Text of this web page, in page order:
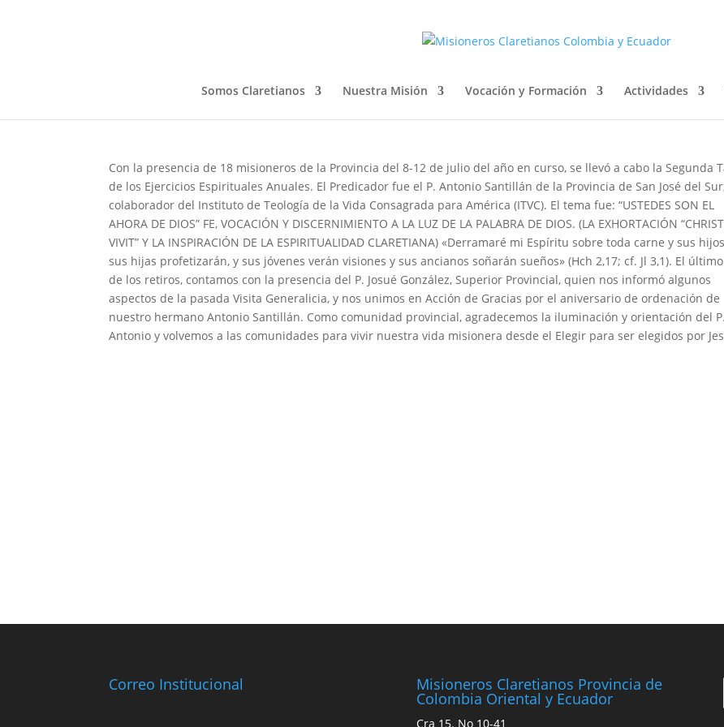
Somos Claretianos Nuestra Misión Vocación y Formación Actividades
Segunda Tanda Ejercicios Espirituales Provinciales
Con la presencia de 18 misioneros de la Provincia del 8-12 de julio del año en curso, se llevó a cabo la Segunda
de los Ejercicios Espirituales Anuales. El Predicador fue el P. Antonio Santillán de la Provincia de San José del
colaborador del Instituto de Teología de la Vida Consagrada para América (ITVC). El tema fue: “USTEDES SON EL
AHORA DE DIOS” FE, VOCACIÓN Y DISCERNIMIENTO A LA LUZ DE LA PALABRA DE DIOS. (LA EXHORTACIÓN
VIVIT” Y LA INSPIRACIÓN DE LA ESPIRITUALIDAD CLARETIANA) «Derramaré mi Espíritu sobre toda carne y sus
sus hijas profetizarán, y sus jóvenes verán visiones y sus ancianos soñarán sueños» (Hch 2,17; cf. Jl 3,1). El
de los retiros, contamos con la presencia del P. Josué González, Superior Provincial, quien nos informó algunos
aspectos de la pasada Visita Generalicia, y nos unimos en Acción de Gracias por el aniversario de ordenación de
nuestro hermano Antonio Santillán. Como comunidad provincial, agradecemos la iluminación y orientación del P.
Antonio y volvemos a las comunidades para vivir nuestra vida misionera desde el Elegir para ser elegidos por
Correo Institucional Misioneros Claretianos Provincia de
Colombia Oriental y Ecuador
Cra 15. No 10-41